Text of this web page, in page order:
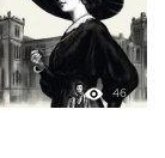
46